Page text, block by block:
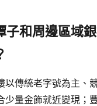
子和周邊區域
以傳統老字號為主、
少量金飾就近變現；